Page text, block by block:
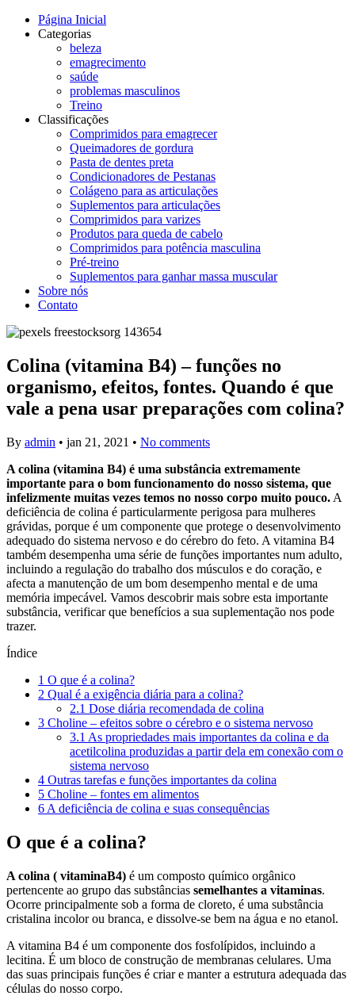
Página Inicial
Categorias
beleza
emagrecimento
saúde
problemas masculinos
Treino
Classificações
Comprimidos para emagrecer
Queimadores de gordura
Pasta de dentes preta
Condicionadores de Pestanas
Colágeno para as articulações
Suplementos para articulações
Comprimidos para varizes
Produtos para queda de cabelo
Comprimidos para potência masculina
Pré-treino
Suplementos para ganhar massa muscular
Sobre nós
Contato
Colina (vitamina B4) – funções no
organismo, efeitos, fontes. Quando é que
vale a pena usar preparações com colina?
By admin • jan 21, 2021 • No comments
A colina (vitamina B4) é uma substância extremamente
importante para o bom funcionamento do nosso sistema, que
infelizmente muitas vezes temos no nosso corpo muito pouco. A
deficiência de colina é particularmente perigosa para mulheres
grávidas, porque é um componente que protege o desenvolvimento
adequado do sistema nervoso e do cérebro do feto. A vitamina B4
também desempenha uma série de funções importantes num adulto,
incluindo a regulação do trabalho dos músculos e do coração, e
afecta a manutenção de um bom desempenho mental e de uma
memória impecável. Vamos descobrir mais sobre esta importante
substância, verificar que benefícios a sua suplementação nos pode
trazer.
Índice
1 O que é a colina?
2 Qual é a exigência diária para a colina?
2.1 Dose diária recomendada de colina
3 Choline – efeitos sobre o cérebro e o sistema nervoso
3.1 As propriedades mais importantes da colina e da
acetilcolina produzidas a partir dela em conexão com o
sistema nervoso
4 Outras tarefas e funções importantes da colina
5 Choline – fontes em alimentos
6 A deficiência de colina e suas consequências
O que é a colina?
A colina ( vitaminaB4) é um composto químico orgânico
pertencente ao grupo das substâncias semelhantes a vitaminas.
Ocorre principalmente sob a forma de cloreto, é uma substância
cristalina incolor ou branca, e dissolve-se bem na água e no etanol.
A vitamina B4 é um componente dos fosfolípidos, incluindo a
lecitina. É um bloco de construção de membranas celulares. Uma
das suas principais funções é criar e manter a estrutura adequada das
células do nosso corpo.